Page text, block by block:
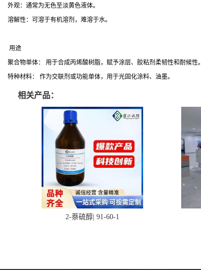
外观：通常为无色至淡黄色液体。
溶解性：可溶于有机溶剂，难溶于水。
用途
聚合物单体： 用于合成丙烯酸树脂，赋予涂层、胶粘剂柔韧性和耐候性。
特种材料： 作为交联剂或功能单体，用于光固化涂料、油墨。
相关产品：
2-萘硫醇| 91-60-1